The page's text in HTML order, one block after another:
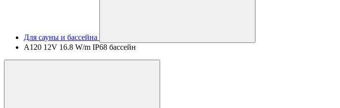
Для сауны и бассейна
A120 12V 16.8 W/m IP68 бассейн